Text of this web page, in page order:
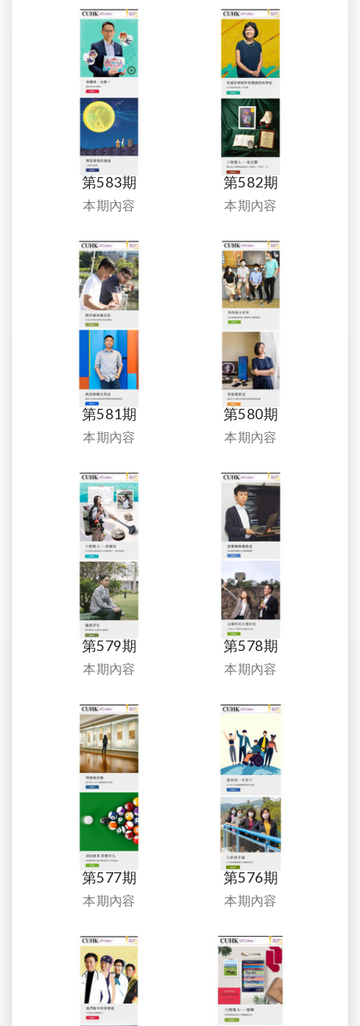
第583期
本期內容
第582期
本期內容
第581期
本期內容
第580期
本期內容
第579期
本期內容
第578期
本期內容
第577期
本期內容
第576期
本期內容